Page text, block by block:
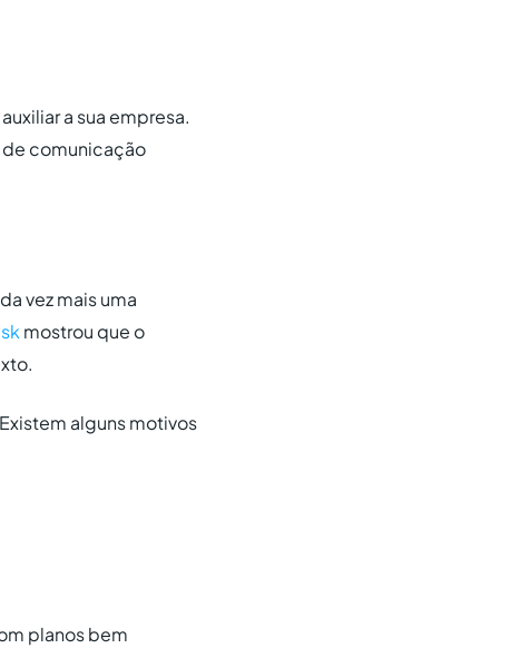
a sua empresa.
de comunicação
vez mais uma
mostrou que o
alguns motivos
planos bem